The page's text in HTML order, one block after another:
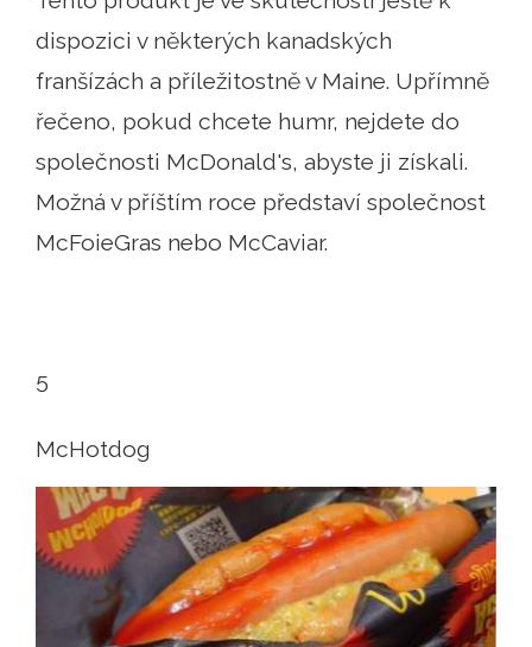
dispozici v některých kanadských
franšízách a příležitostně v Maine. Upřímně
řečeno, pokud chcete humr, nejdete do
společnosti McDonald's, abyste ji získali.
Možná v příštím roce představí společnost
McFoieGras nebo McCaviar.
5
McHotdog